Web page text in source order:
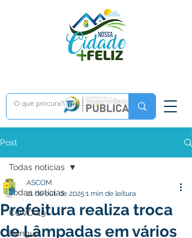
Post
Todas notícias
COVD-19
Dengue
Todas notícias
Prefeitura realiza troca
de Lâmpadas em vários
ASCOM
21 de out. de 2025 1 min de leitura